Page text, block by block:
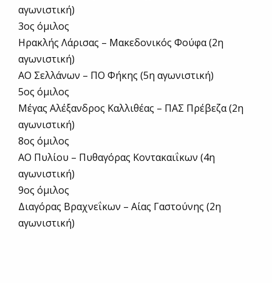
αγωνιστική)
3ος όμιλος
Ηρακλής Λάρισας – Μακεδονικός Φούφα (2η
αγωνιστική)
ΑΟ Σελλάνων – ΠΟ Φήκης (5η αγωνιστική)
5ος όμιλος
Μέγας Αλέξανδρος Καλλιθέας – ΠΑΣ Πρέβεζα (2η
αγωνιστική)
8ος όμιλος
ΑΟ Πυλίου – Πυθαγόρας Κοντακαιΐκων (4η
αγωνιστική)
9ος όμιλος
Διαγόρας Βραχνεΐκων – Αίας Γαστούνης (2η
αγωνιστική)